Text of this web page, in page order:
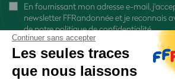
En fournissant mon adresse e-mail,
newsletter FFRandonnée et je reconnais
denotre politique de confidentialité
Continuer sans accepter
Les seules traces
que nous laissons